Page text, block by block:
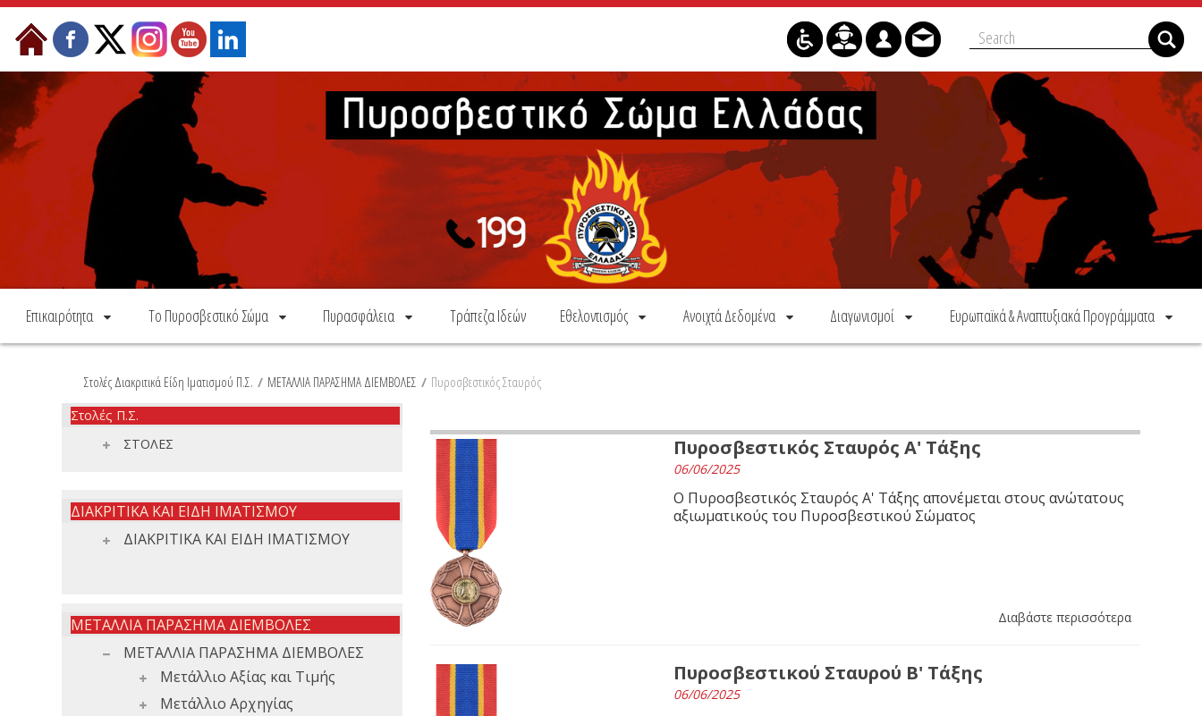
Skip to Content
Επικαιρότητα Το Πυροσβεστικό Σώμα Πυρασφάλεια Τράπεζα Ιδεών Εθελοντισμός Ανοιχτά Δεδομένα Διαγωνισμοί Ευρωπαϊκά & Αναπτυξιακά Προγράμματα
Στολές Διακριτικά Είδη Ιματισμού Π.Σ. / ΜΕΤΑΛΛΙΑ ΠΑΡΑΣΗΜΑ ΔΙΕΜΒΟΛΕΣ / Πυροσβεστικός Σταυρός
Στολές Π.Σ.
ΣΤΟΛΕΣ
ΔΙΑΚΡΙΤΙΚΑ ΚΑΙ ΕΙΔΗ ΙΜΑΤΙΣΜΟΥ
ΔΙΑΚΡΙΤΙΚΑ ΚΑΙ ΕΙΔΗ ΙΜΑΤΙΣΜΟΥ
ΜΕΤΑΛΛΙΑ ΠΑΡΑΣΗΜΑ ΔΙΕΜΒΟΛΕΣ
ΜΕΤΑΛΛΙΑ ΠΑΡΑΣΗΜΑ ΔΙΕΜΒΟΛΕΣ
Μετάλλιο Αξίας και Τιμής
Μετάλλιο Αρχηγίας
Πυροσβεστικός Σταυρός Α' Τάξης
06/06/2025
Ο Πυροσβεστικός Σταυρός Α' Τάξης απονέμεται στους ανώτατους
αξιωματικούς του Πυροσβεστικού Σώματος
Διαβάστε περισσότερα
Πυροσβεστικού Σταυρού Β' Τάξης
06/06/2025